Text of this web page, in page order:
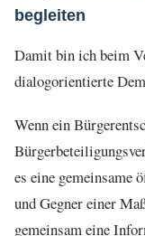
begleiten
Damit bin ich beim
dialogorientierte
Wenn ein
es eine gemeinsame
und Gegner einer
gemeinsam eine